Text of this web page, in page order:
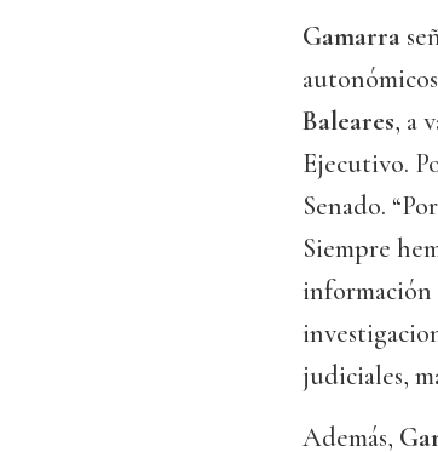
Gamarra
Baleares, a
Ejecutivo.
Senado.
Siempre
información
judiciales,
Además,